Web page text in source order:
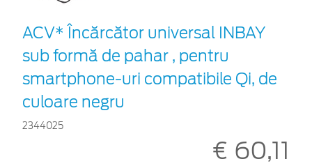
ACV* Încărcător universal INBAY
sub formă de pahar , pentru
smartphone-uri compatibile Qi, de
culoare negru
2344025
€ 60,11